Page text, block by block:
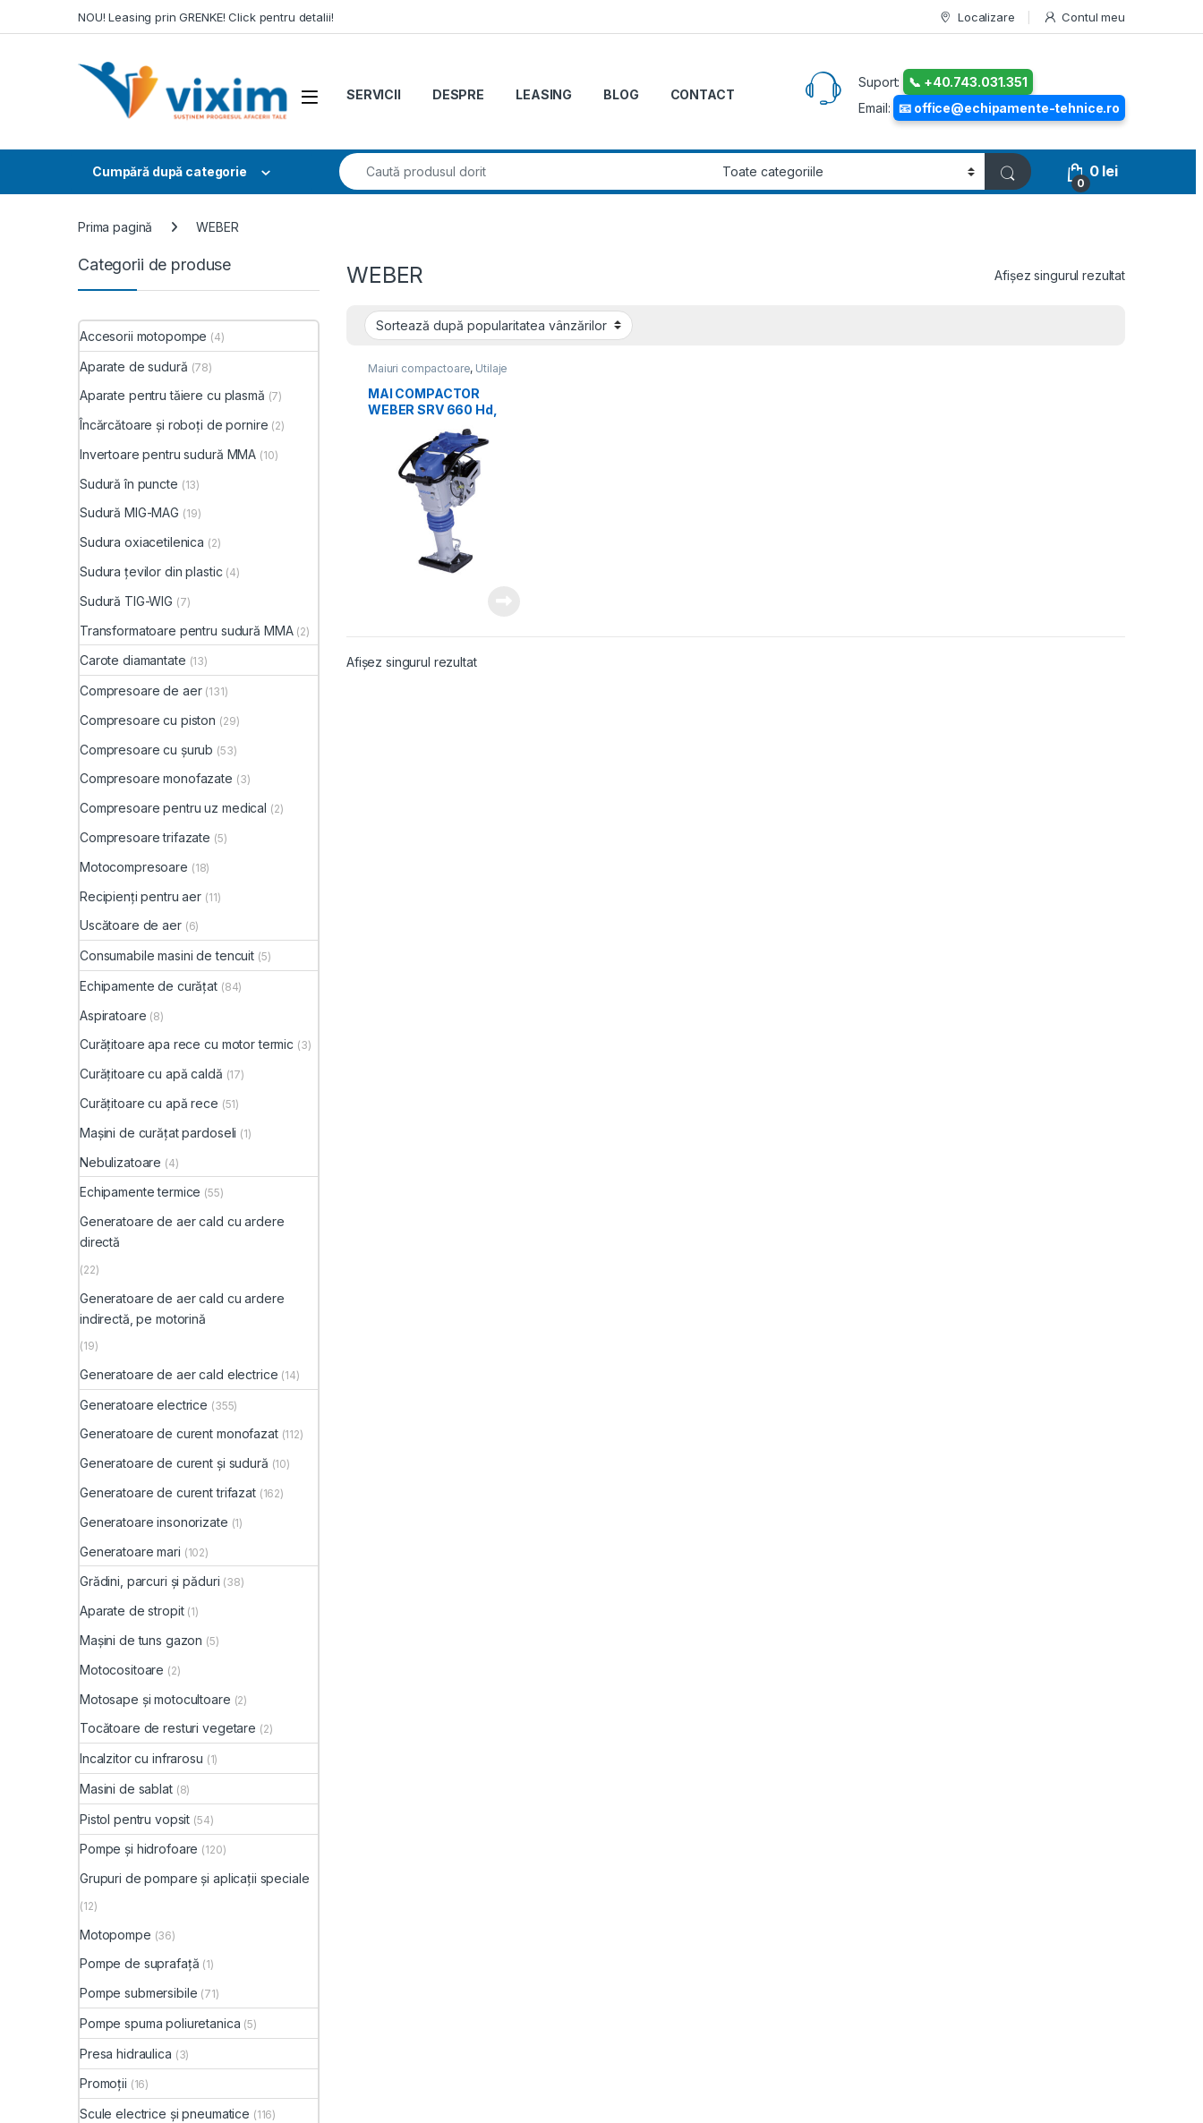
NOU! Leasing prin GRENKE! Click pentru detalii! Localizare Contul meu
SERVICII DESPRE LEASING BLOG CONTACT
Suport:
📞 +40.743.031.351
Email:
📧 office@echipamente-tehnice.ro
Cumpără după categorie
Search for:
0
0 lei
Prima pagină WEBER
WEBER Afișez singurul rezultat
Maiuri compactoare, Utilaje
mică mecanizare
MAI COMPACTOR
WEBER SRV 660 Hd,
MOTOR HONDA GXR120
Afișez singurul rezultat
Categorii de produse
Accesorii motopompe (4)
Aparate de sudură (78)
Aparate pentru tăiere cu plasmă (7)
Încărcătoare și roboți de pornire (2)
Invertoare pentru sudură MMA (10)
Sudură în puncte (13)
Sudură MIG-MAG (19)
Sudura oxiacetilenica (2)
Sudura țevilor din plastic (4)
Sudură TIG-WIG (7)
Transformatoare pentru sudură MMA (2)
Carote diamantate (13)
Compresoare de aer (131)
Compresoare cu piston (29)
Compresoare cu șurub (53)
Compresoare monofazate (3)
Compresoare pentru uz medical (2)
Compresoare trifazate (5)
Motocompresoare (18)
Recipienți pentru aer (11)
Uscătoare de aer (6)
Consumabile masini de tencuit (5)
Echipamente de curățat (84)
Aspiratoare (8)
Curățitoare apa rece cu motor termic (3)
Curățitoare cu apă caldă (17)
Curățitoare cu apă rece (51)
Mașini de curățat pardoseli (1)
Nebulizatoare (4)
Echipamente termice (55)
Generatoare de aer cald cu ardere
directă
(22)
Generatoare de aer cald cu ardere
indirectă, pe motorină
(19)
Generatoare de aer cald electrice (14)
Generatoare electrice (355)
Generatoare de curent monofazat (112)
Generatoare de curent și sudură (10)
Generatoare de curent trifazat (162)
Generatoare insonorizate (1)
Generatoare mari (102)
Grădini, parcuri și păduri (38)
Aparate de stropit (1)
Mașini de tuns gazon (5)
Motocositoare (2)
Motosape și motocultoare (2)
Tocătoare de resturi vegetare (2)
Incalzitor cu infrarosu (1)
Masini de sablat (8)
Pistol pentru vopsit (54)
Pompe și hidrofoare (120)
Grupuri de pompare și aplicații speciale
(12)
Motopompe (36)
Pompe de suprafață (1)
Pompe submersibile (71)
Pompe spuma poliuretanica (5)
Presa hidraulica (3)
Promoții (16)
Scule electrice și pneumatice (116)